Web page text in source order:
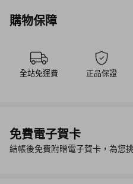
購物保障
全站免運費 正品保證
免費電子賀卡
結帳後免費附贈電子賀卡，為您